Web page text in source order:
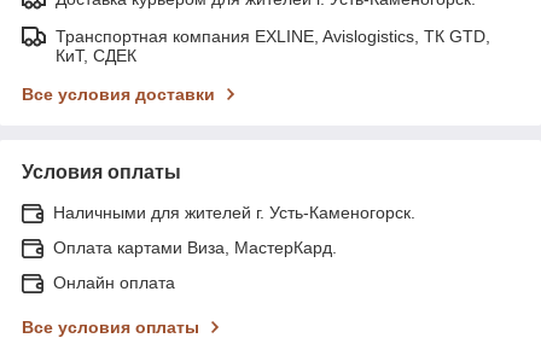
Транспортная компания EXLINE, Avislogistics, ТК GTD,
КиТ, СДЕК
Все условия доставки
Условия оплаты
Наличными для жителей г. Усть-Каменогорск.
Оплата картами Виза, МастерКард.
Онлайн оплата
Все условия оплаты